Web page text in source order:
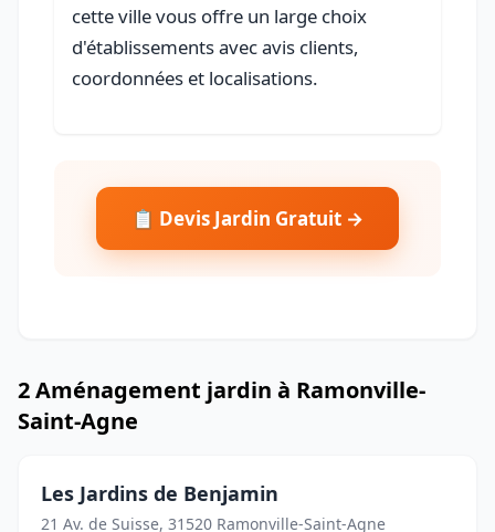
cette ville vous offre un large choix
d'établissements avec avis clients,
coordonnées et localisations.
📋 Devis Jardin Gratuit →
2 Aménagement jardin à Ramonville-
Saint-Agne
Les Jardins de Benjamin
21 Av. de Suisse, 31520 Ramonville-Saint-Agne